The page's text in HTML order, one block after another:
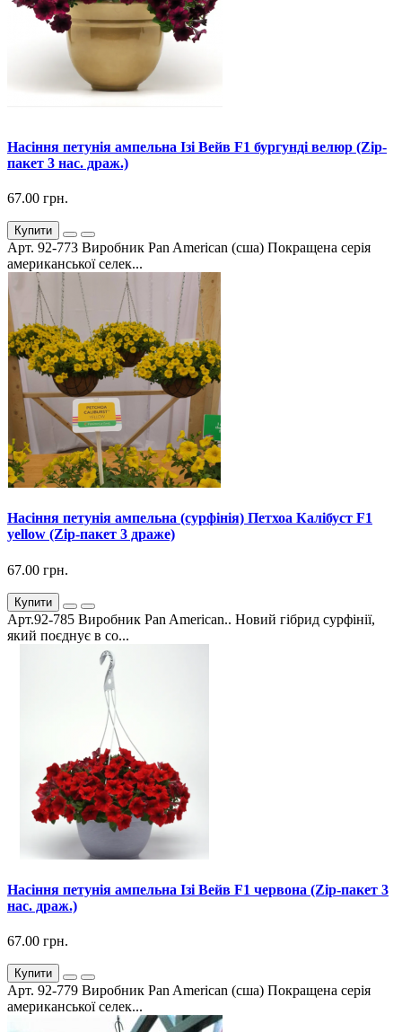
Насіння петунія ампельна Ізі Вейв F1 бургунді велюр (Zip-
пакет 3 нас. драж.)
67.00 грн.
Купити
Арт. 92-773 Виробник Pan American (сша) Покращена серія
американської селек...
Насіння петунія ампельна (сурфінія) Петхоа Калібуст F1
yellow (Zip-пакет 3 драже)
67.00 грн.
Купити
Арт.92-785 Виробник Pan American.. Новий гібрид сурфінії,
який поєднує в со...
Насіння петунія ампельна Ізі Вейв F1 червона (Zip-пакет 3
нас. драж.)
67.00 грн.
Купити
Арт. 92-779 Виробник Pan American (сша) Покращена серія
американської селек...